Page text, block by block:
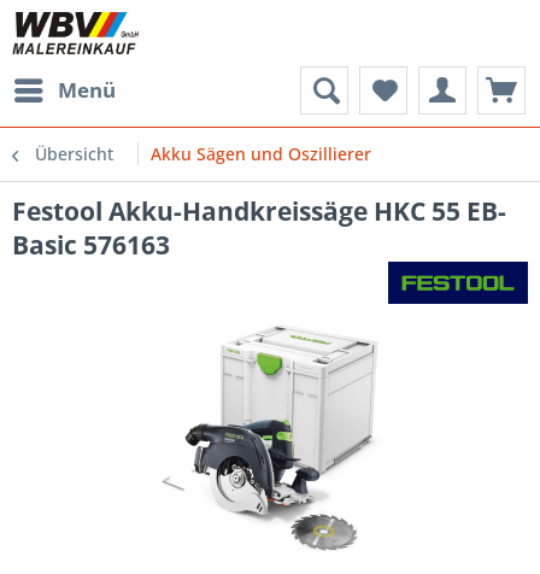
Menü
Übersicht Akku Sägen und Oszillierer
Festool Akku-Handkreissäge HKC 55 EB-
Basic 576163